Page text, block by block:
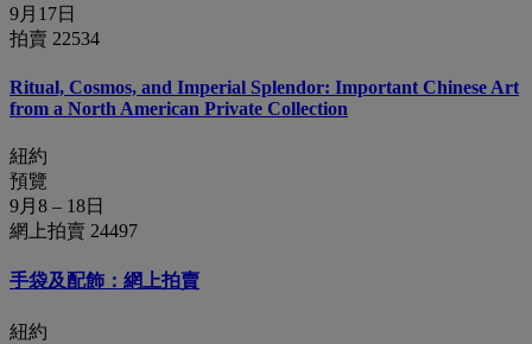
9月17日
拍賣 22534
Ritual, Cosmos, and Imperial Splendor: Important Chinese Art
from a North American Private Collection
紐約
預覽
9月8 – 18日
網上拍賣 24497
手袋及配飾：網上拍賣
紐約